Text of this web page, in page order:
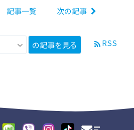
記事一覧 次の記事
の記事を見る RSS